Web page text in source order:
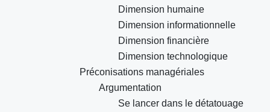
Dimension humaine
Dimension informationnelle
Dimension financière
Dimension technologique
Préconisations managériales
Argumentation
Se lancer dans le détatouage